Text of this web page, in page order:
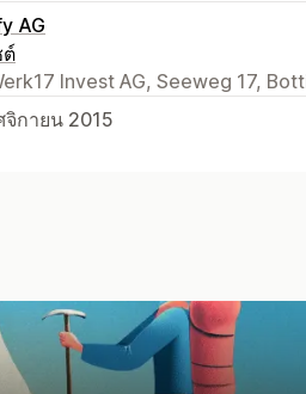
AG
ต์
Invest AG, Seeweg 17,
กายน 2015